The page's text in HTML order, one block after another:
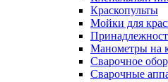
Краскопульты
Мойки для
Манометры на
Сварочное
Сварочные